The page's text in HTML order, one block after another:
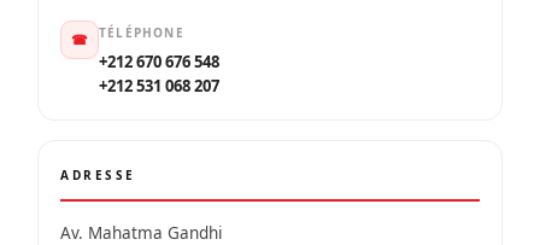
☎ TÉLÉPHONE
+212 670 676 548
+212 531 068 207
ADRESSE
Av. Mahatma Gandhi